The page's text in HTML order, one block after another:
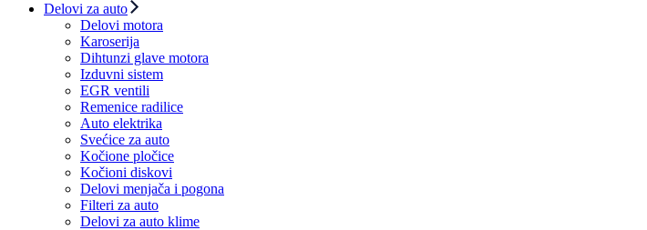
Delovi za auto
Delovi motora
Karoserija
Dihtunzi glave motora
Izduvni sistem
EGR ventili
Remenice radilice
Auto elektrika
Svećice za auto
Kočione pločice
Kočioni diskovi
Delovi menjača i pogona
Filteri za auto
Delovi za auto klime